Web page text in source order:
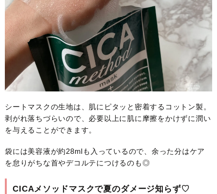
シートマスクの生地は、肌にピタッと密着するコットン製。
剥がれ落ちづらいので、必要以上に肌に摩擦をかけずに潤い
を与えることができます。
袋には美容液が約28mlも入っているので、余った分はケア
を怠りがちな首やデコルテにつけるのも◎
CICAメソッドマスクで夏のダメージ知らず♡